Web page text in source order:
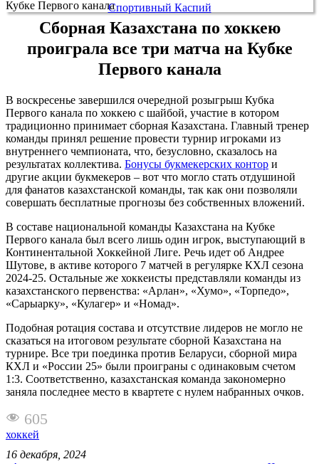
Спортивный Каспий
Сборная Казахстана по хоккею
проиграла все три матча на Кубке
Первого канала
В воскресенье завершился очередной розыгрыш Кубка
Первого канала по хоккею с шайбой, участие в котором
традиционно принимает сборная Казахстана. Главный тренер
команды принял решение провести турнир игроками из
внутреннего чемпионата, что, безусловно, сказалось на
результатах коллектива. Бонусы букмекерских контор и
другие акции букмекеров – вот что могло стать отдушиной
для фанатов казахстанской команды, так как они позволяли
совершать бесплатные прогнозы без собственных вложений.
В составе национальной команды Казахстана на Кубке
Первого канала был всего лишь один игрок, выступающий в
Континентальной Хоккейной Лиге. Речь идет об Андрее
Шутове, в активе которого 7 матчей в регулярке КХЛ сезона
2024-25. Остальные же хоккеисты представляли команды из
казахстанского первенства: «Арлан», «Хумо», «Торпедо»,
«Сарыарку», «Кулагер» и «Номад».
Подобная ротация состава и отсутствие лидеров не могло не
сказаться на итоговом результате сборной Казахстана на
турнире. Все три поединка против Беларуси, сборной мира
КХЛ и «России 25» были проиграны с одинаковым счетом
1:3. Соответственно, казахстанская команда закономерно
заняла последнее место в квартете с нулем набранных очков.
605
хоккей
16 декабря, 2024